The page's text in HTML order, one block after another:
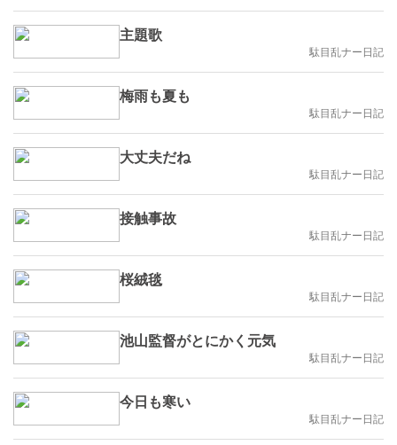
主題歌
駄目乱ナー日記
梅雨も夏も
駄目乱ナー日記
大丈夫だね
駄目乱ナー日記
接触事故
駄目乱ナー日記
桜絨毯
駄目乱ナー日記
池山監督がとにかく元気
駄目乱ナー日記
今日も寒い
駄目乱ナー日記